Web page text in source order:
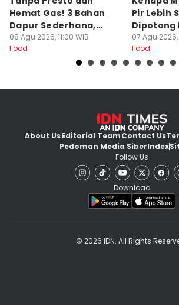
Hemat Gas! 3 Bahan
Dapur Sederhana,
Daging Sapi Empuk
Dalam 15 Menit
08 Agu 2026, 11:00 WIB
Food
Pir Lebih
Dipotong
07 Agu
Food
About UsEditorial TeamContact Us
Pedoman Media SiberIndex
Follow Us
Download
© 2026 IDN. All Rights